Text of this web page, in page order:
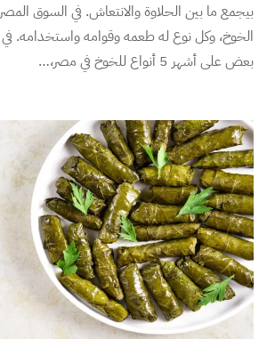
بيجمع ما بين الحلاوة والانتعاش. في السوق
الخوخ، وكل نوع له طعمه وقوامه واستخدامه.
بعض على أشهر 5 أنواع للخوخ في مصر،…